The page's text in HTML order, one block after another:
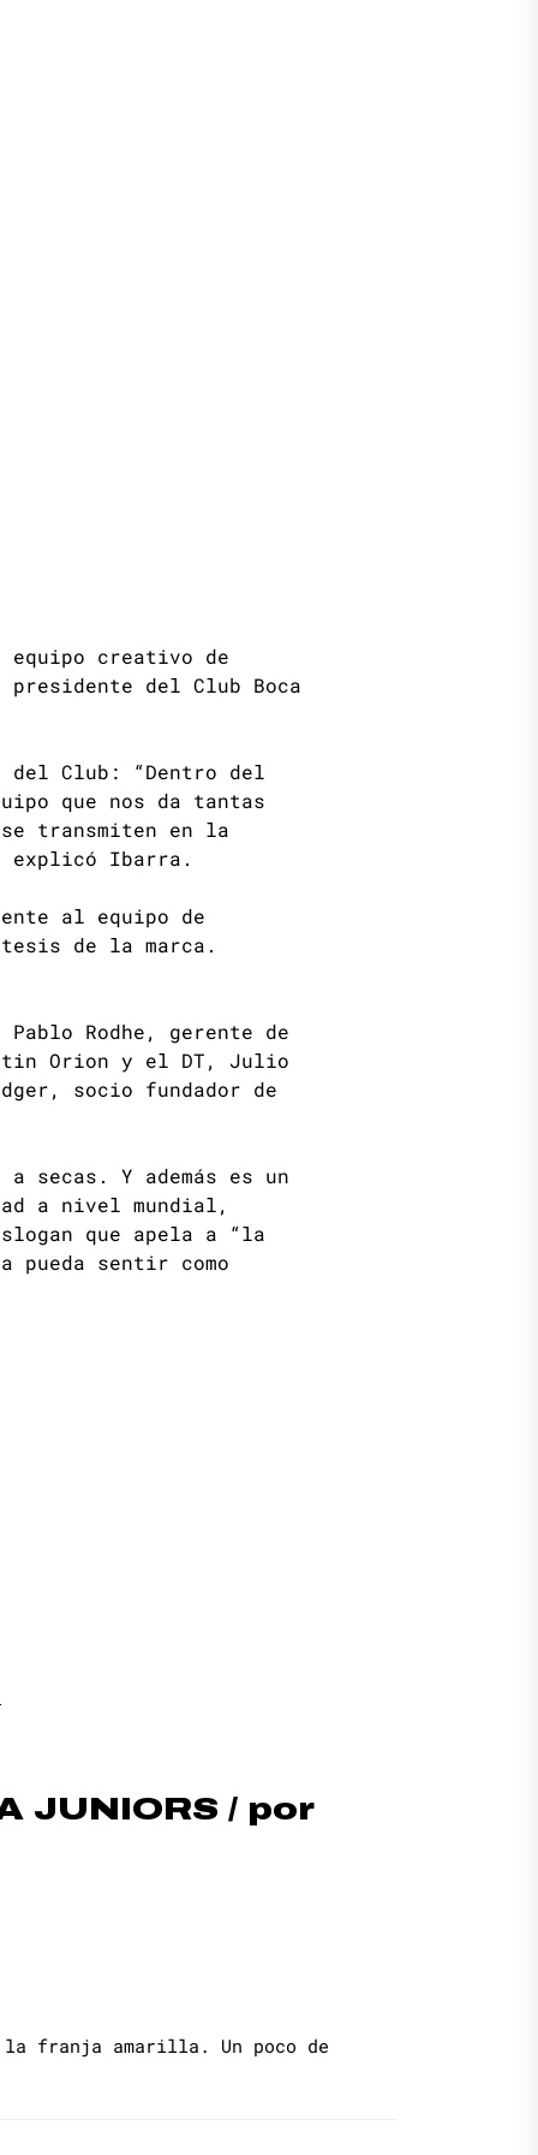
creativo de
del Club Boca
del Club: “Dentro del
que nos da tantas
transmiten en la
explicó Ibarra.
al equipo de
de la marca.
Rodhe, gerente de
Orion y el DT, Julio
socio fundador de
secas. Y además es un
a nivel mundial,
que apela a “la
pueda sentir como
JUNIORS / por
la franja amarilla. Un poco de